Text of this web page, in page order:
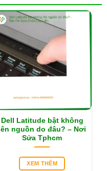
Dell Latitude bật không
lên nguồn do đâu? – Nơi
Sửa Tphcm
XEM THÊM